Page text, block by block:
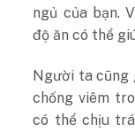
ngủ của bạn.
độ ăn có thể
Người ta cũng
chống viêm
có thể chịu